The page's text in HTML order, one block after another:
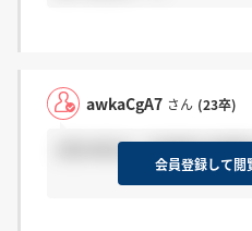
awkaCgA7 さん (23卒)
2月24日の一次選考の結
会員登録して閲